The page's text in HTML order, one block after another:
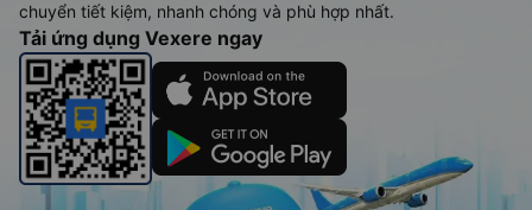
chuyển tiết kiệm, nhanh chóng và phù hợp nhất.
Tải ứng dụng Vexere ngay